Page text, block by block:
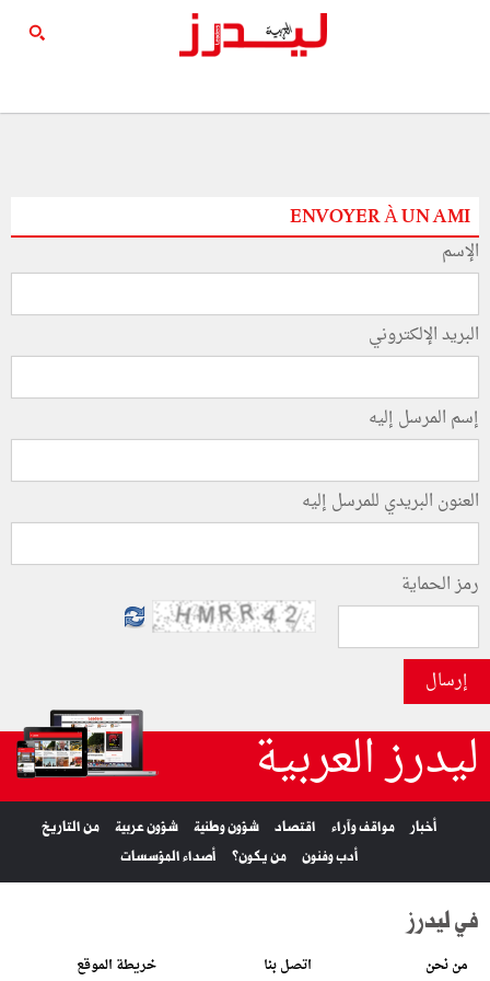
ENVOYER À UN AMI
الإسم
البريد الإلكتروني
إسم المرسل إليه
العنون البريدي للمرسل إليه
رمز الحماية
إرسال
ليدرز العربية
أخبار مواقف وآراء اقتصاد شؤون وطنية شؤون عربية
من التاريخ
أدب وفنون
من يكون؟ أصداء المؤسسات
في ليدرز
من نحن اتصل بنا خريطة الموقع